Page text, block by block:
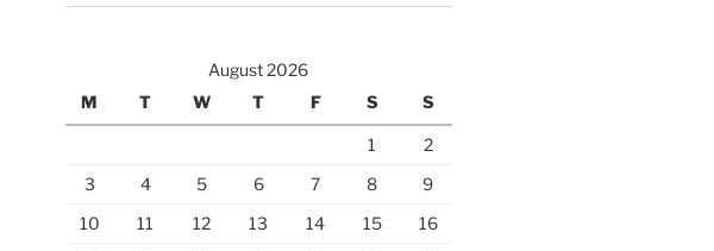
August 2026
M
T W T F S S
1
2
3
4 5 6 7 8
9
10
11 12 13 14 15
16